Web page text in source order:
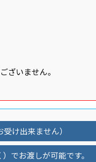
ざいません。
け出来ません）
でお渡しが可能です。